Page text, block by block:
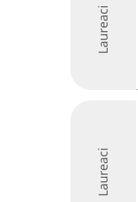
Laureaci
Laureaci